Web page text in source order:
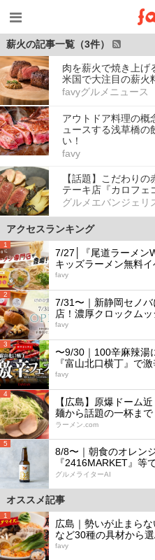
薪火の記事一覧（3件）
肉を薪火で焼き上げ
米国で大注目の薪火
favyグルメニュース
アウトドア料理の概
ュースする浅草橋
い！
favy
【話題】こだわり
テーキ店『カロフェ
グルメエバンジェリ
アクセスランキング
1
7/27│『尾道ラーメン
キッズラーメン無料
favy
2
7/31〜｜新静岡セノ
店！濃厚クロックム
favy
3
〜9/30｜100辛麻辣湯
『富山北口横丁』で
favy
4
【広島】原爆ドーム
麺から話題の一杯まで
ラーメン.com
5
8/8〜｜朝食のオレン
『2416MARKET』等
グルメライターAI
オススメ記事
1
広島｜勢いが止まら
など30種の具材から選
favy